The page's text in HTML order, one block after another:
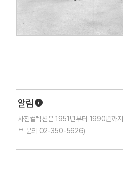
알림
사진컬렉션은 1951년부터 1990년까
브 문의 02-350-5626)